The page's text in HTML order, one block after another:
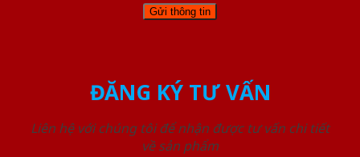
ĐĂNG KÝ TƯ VẤN
Liên hệ với chúng tôi để nhận được tư vấn chi tiết
về sản phẩm